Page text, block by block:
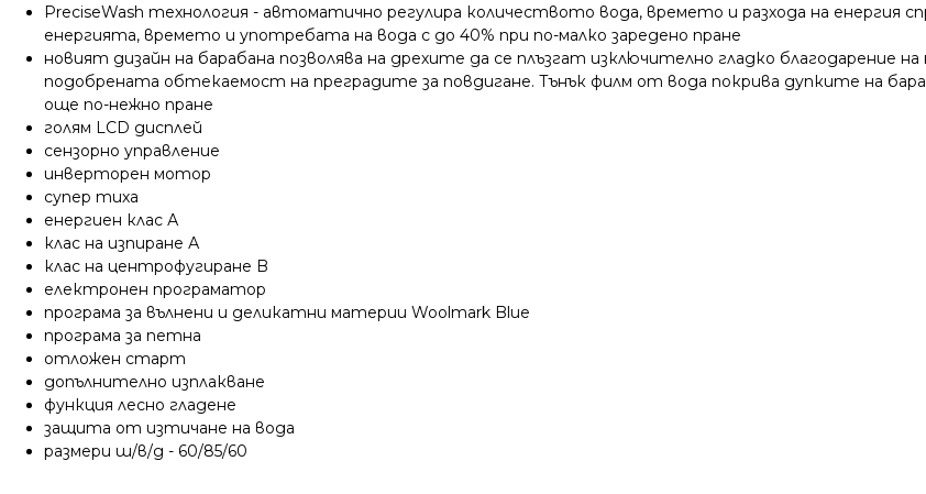
PreciseWash технология - автоматично регулира количеството вода, времето и разхода на енергия
енергията, времето и употребата на вода с до 40% при по-малко заредено пране
новият дизайн на барабана позволява на дрехите да се плъзгат изключително гладко благодарение
подобрената обтекаемост на преградите за повдигане. Тънък филм от вода покрива дупките на
още по-нежно пране
голям LCD дисплей
сензорно управление
инверторен мотор
супер тиха
енергиен клас А
клас на изпиране А
клас на центрофугиране B
електронен програматор
програма за вълнени и деликатни материи Woolmark Blue
програма за петна
отложен старт
допълнително изплакване
функция лесно гладене
защита от изтичане на вода
размери ш/в/д - 60/85/60